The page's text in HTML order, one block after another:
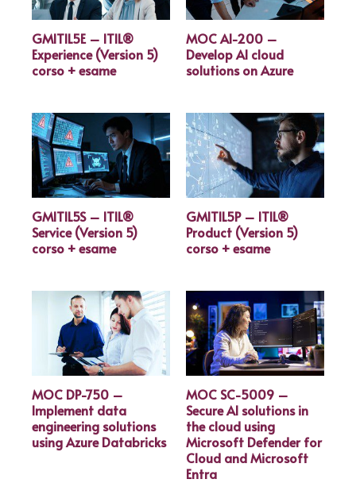
GMITIL5E – ITIL®
Experience (Version 5)
corso + esame
MOC AI-200 –
Develop AI cloud
solutions on Azure
GMITIL5S – ITIL®
Service (Version 5)
corso + esame
GMITIL5P – ITIL®
Product (Version 5)
corso + esame
MOC DP-750 –
Implement data
engineering solutions
using Azure Databricks
MOC SC-5009 –
Secure AI solutions in
the cloud using
Microsoft Defender for
Cloud and Microsoft
Entra